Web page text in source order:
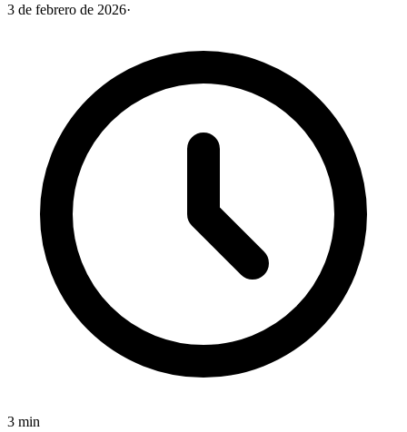
3 de febrero de 2026·
3 min